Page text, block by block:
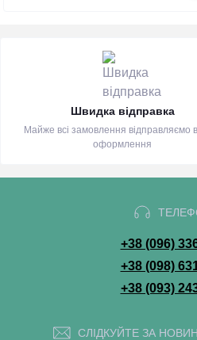
Швидка відправка
Майже всі замовлення відправляємо
оформлення
+38 (096)
+38 (098)
+38 (093)
СЛІДКУЙТЕ ЗА